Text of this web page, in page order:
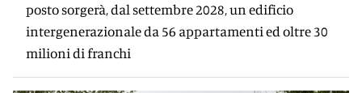
posto sorgerà, dal settembre 2028, un edificio
intergenerazionale da 56 appartamenti ed oltre 30
milioni di franchi